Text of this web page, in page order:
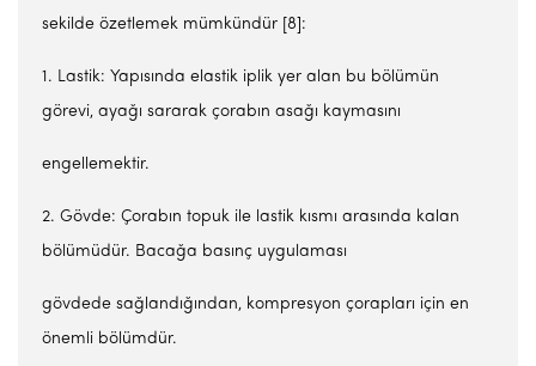
sekilde özetlemek mümkündür [8]:
1. Lastik: Yapısında elastik iplik yer alan bu bölümün
görevi, ayağı sararak çorabın asağı kaymasını
engellemektir.
2. Gövde: Çorabın topuk ile lastik kısmı arasında kalan
bölümüdür. Bacağa basınç uygulaması
gövdede sağlandığından, kompresyon çorapları için en
önemli bölümdür.